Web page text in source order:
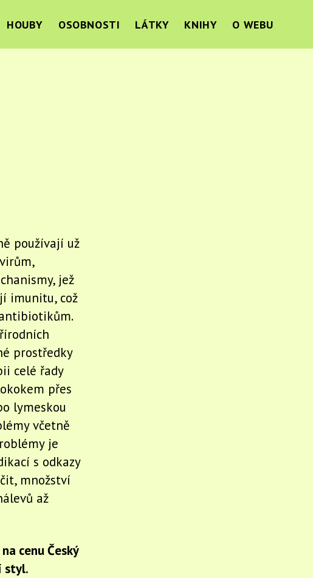
HOUBY OSOBNOSTI LÁTKY KNIHY O WEBU
používají už
jež
imunitu, což
prostředky
celé řady
přes
lymeskou
včetně
je
s odkazy
množství
až
cenu Český
styl.